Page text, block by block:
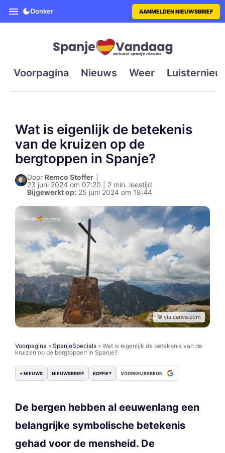
SpanjeVandaag is de eerste
Donker AANMELDEN NIEUWSBRIEF
Voorpagina Nieuws Weer
Wat is eigenlijk de betekenis
van de kruizen op de
bergtoppen in Spanje?
Door Remco Stoffer
23 juni 2024 om 07:20 | 2 min. leestijd
Bijgewerkt op: 25 juni 2024 om 18:44
© via canva.com
Voorpagina » SpanjeSpecials » Wat is eigenlijk de betekenis van de
kruizen op de bergtoppen in Spanje?
+ NIEUWS NIEUWSBRIEF KOFFIE? VOORKEURSBRON
De bergen hebben al eeuwenlang een
belangrijke symbolische betekenis
gehad voor de mensheid. De